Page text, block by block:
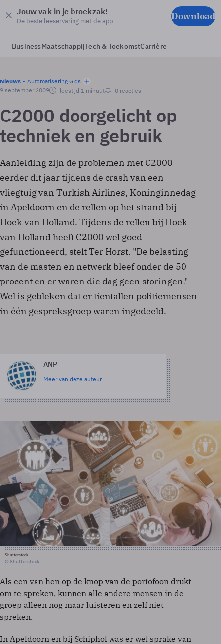
Jouw vak in je broekzak!
De beste leeservaring met de app Download
BusinessMaatschappijTech & ToekomstCarrière
Nieuws
Automatisering Gids
9 september 2009
leestijd 1 minuut 0 reacties
C2000 doorgelicht op
techniek en gebruik
Aanleiding zijn de problemen met C2000
eerder dit jaar tijdens de crash van een
vliegtuig van Turkish Airlines, Koninginnedag
in Apeldoorn en de rellen op het strand bij
Hoek van Holland. Tijdens de rellen bij Hoek
van Holland heeft C2000 wel goed
gefunctioneerd, stelt Ter Horst. "De belasting
van de masten en netwerk bleef onder de 50
procent en er waren die dag geen storingen."
Wel is gebleken dat er tientallen politiemensen
in één gespreksgroep waren ingedeeld.
ANP
Meer van deze auteur
Shutterstock
© Shutterstock
Als een van hen op de knop van de portofoon drukt
om te spreken, kunnen alle andere mensen in de
groep alleen nog maar luisteren en zelf niet
spreken.
In Apeldoorn en bij Schiphol was er wel sprake van